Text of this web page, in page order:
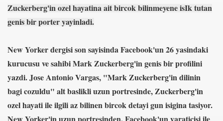
Zuckerberg'in ozel hayatina ait bircok bilinmeyene isIk tutan
genis bir porter yayinladi.
New Yorker dergisi son sayisinda Facebook'un 26 yasindaki
kurucusu ve sahibi Mark Zuckerberg'in genis bir profilini
yazdi. Jose Antonio Vargas, "Mark Zuckerberg'in dilinin
bagi cozuldu" alt baslikli uzun portresinde, Zuckerberg'in
ozel hayati ile ilgili az bilinen bircok detayi gun isigina tasiyor.
77-73 Yenildi